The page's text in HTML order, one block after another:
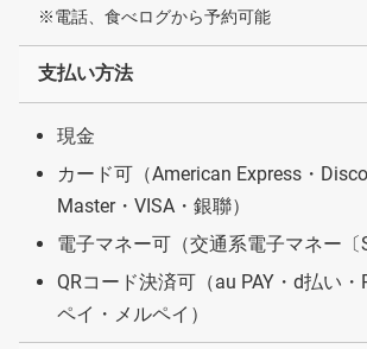
※電話、食べログから予約可能
支払い方法
現金
カード可（American Express・
Master・VISA・銀聯）
電子マネー可（交通系電子マネー〔
QRコード決済可（au PAY・d払い
ペイ・メルペイ）